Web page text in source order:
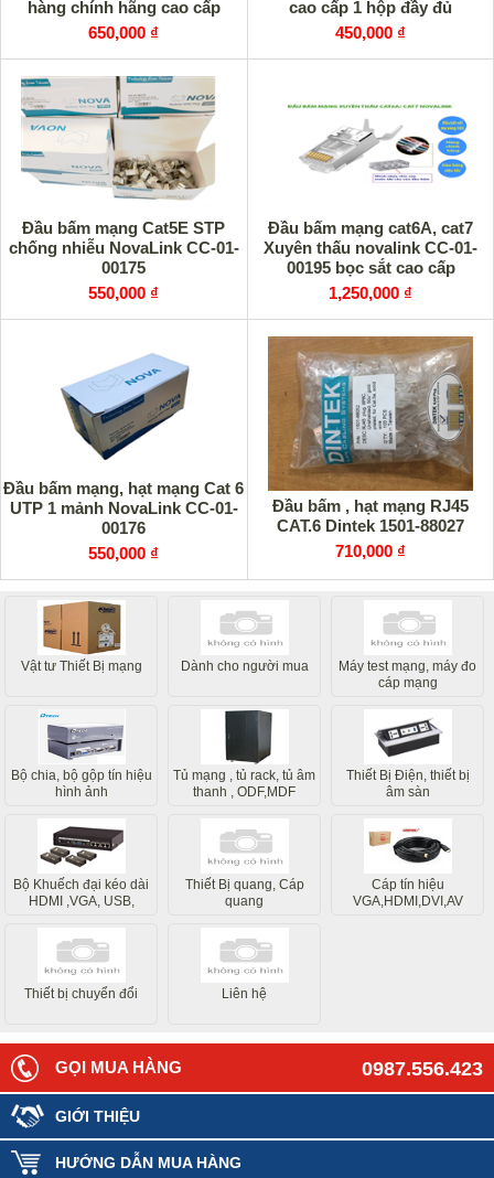
hàng chính hãng cao cấp
650,000 ₫
cao cấp 1 hộp đầy đủ
450,000 ₫
Đầu bấm mạng Cat5E STP
chống nhiễu NovaLink CC-01-
00175
550,000 ₫
Đầu bấm mạng cat6A, cat7
Xuyên thấu novalink CC-01-
00195 bọc sắt cao cấp
1,250,000 ₫
Đầu bấm mạng, hạt mạng Cat 6
UTP 1 mảnh NovaLink CC-01-
00176
550,000 ₫
Đầu bấm , hạt mạng RJ45
CAT.6 Dintek 1501-88027
710,000 ₫
Vật tư Thiết Bị mạng Dành cho người mua
Máy test mạng, máy đo
cáp mạng
Bộ chia, bộ gộp tín hiệu
hình ảnh
Tủ mạng , tủ rack, tủ âm
thanh , ODF,MDF
Thiết Bị Điện, thiết bị
âm sàn
Bộ Khuếch đại kéo dài
HDMI ,VGA, USB,
Thiết Bị quang, Cáp
quang
Cáp tín hiệu
VGA,HDMI,DVI,AV
Thiết bị chuyển đổi Liên hệ
0987.556.423
GỌI MUA HÀNG
GIỚI THIỆU
HƯỚNG DẪN MUA HÀNG